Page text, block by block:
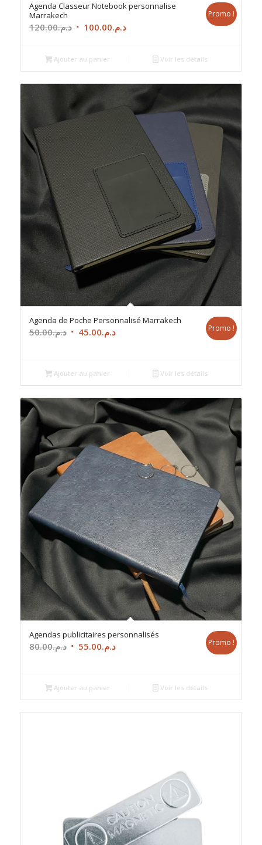
Agenda Classeur Notebook personnalise
Marrakech
د.م.120.00
Le
était :
د.م.120.00.
د.م.100.00
Le
est :
د.م.100.00.
Promo !
Ajouter au panier Voir les détails
Agenda de Poche Personnalisé Marrakech
د.م.50.00
Le
était :
د.م.50.00.
د.م.45.00
Le
د.م.45.00.
Promo !
Ajouter au panier Voir les détails
Agendas publicitaires personnalisés
د.م.80.00
Le
était :
د.م.80.00.
د.م.55.00
Le
د.م.55.00.
Promo !
Ajouter au panier Voir les détails